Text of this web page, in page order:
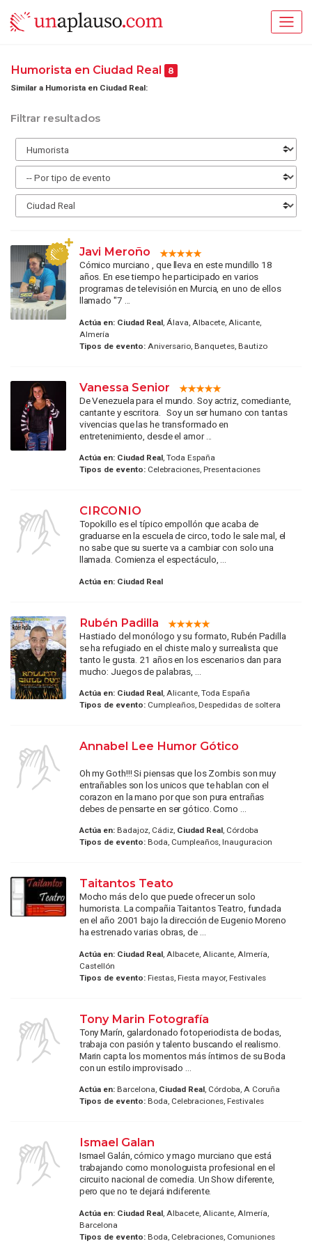
Humorista en Ciudad Real 8
Similar a Humorista en Ciudad Real:
Filtrar resultados
Javi Meroño
Cómico murciano , que lleva en este mundillo 18
años. En ese tiempo he participado en varios
programas de televisión en Murcia, en uno de ellos
llamado "7 ...
Actúa en: Ciudad Real, Álava, Albacete, Alicante,
Almería
Tipos de evento:Aniversario, Banquetes, Bautizo
Vanessa Senior
De Venezuela para el mundo. Soy actriz, comediante,
cantante y escritora. Soy un ser humano con tantas
vivencias que las he transformado en
entretenimiento, desde el amor ...
Actúa en: Ciudad Real, Toda España
Tipos de evento:Celebraciones, Presentaciones
CIRCONIO
Topokillo es el típico empollón que acaba de
graduarse en la escuela de circo, todo le sale mal, el
no sabe que su suerte va a cambiar con solo una
llamada. Comienza el espectáculo, ...
Actúa en: Ciudad Real
Rubén Padilla
Hastiado del monólogo y su formato, Rubén Padilla
se ha refugiado en el chiste malo y surrealista que
tanto le gusta. 21 años en los escenarios dan para
mucho: Juegos de palabras, ...
Actúa en: Ciudad Real, Alicante, Toda España
Tipos de evento:Cumpleaños, Despedidas de soltera
Annabel Lee Humor Gótico
Oh my Goth!!! Si piensas que los Zombis son muy
entrañables son los unicos que te hablan con el
corazon en la mano por que son pura entrañas
debes de pensarte en ser gótico. Como ...
Actúa en:Badajoz, Cádiz, Ciudad Real, Córdoba
Tipos de evento:Boda, Cumpleaños, Inauguracion
Taitantos Teato
Mocho más de lo que puede ofrecer un solo
humorista. La compañia Taitantos Teatro, fundada
en el año 2001 bajo la dirección de Eugenio Moreno
ha estrenado varias obras, de ...
Actúa en: Ciudad Real, Albacete, Alicante, Almería,
Castellón
Tipos de evento:Fiestas, Fiesta mayor, Festivales
Tony Marin Fotografía
Tony Marín, galardonado fotoperiodista de bodas,
trabaja con pasión y talento buscando el realismo.
Marin capta los momentos más íntimos de su Boda
con un estilo improvisado ...
Actúa en:Barcelona, Ciudad Real, Córdoba, A Coruña
Tipos de evento:Boda, Celebraciones, Festivales
Ismael Galan
Ismael Galán, cómico y mago murciano que está
trabajando como monologuista profesional en el
circuito nacional de comedia. Un Show diferente,
pero que no te dejará indiferente.
Actúa en: Ciudad Real, Albacete, Alicante, Almería,
Barcelona
Tipos de evento:Boda, Celebraciones, Comuniones